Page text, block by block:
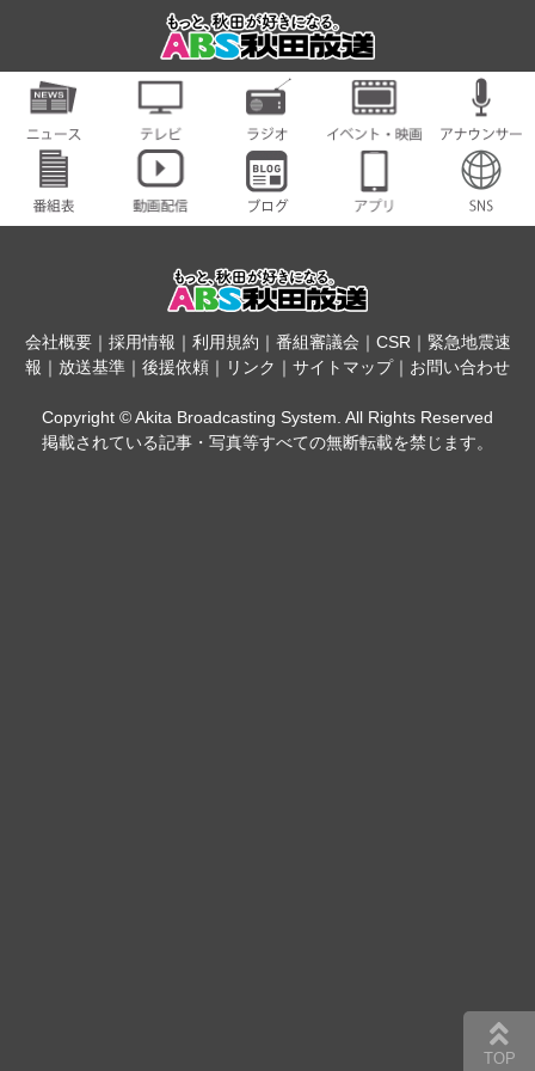
会社概要｜ 採用情報 ｜ 利用規約 ｜ 番組審議会 ｜ CSR｜ 緊急地震速
報 ｜ 放送基準 ｜ 後援依頼 ｜ リンク ｜ サイトマップ｜ お問い合わせ
Copyright © Akita Broadcasting System. All Rights Reserved
掲載されている記事・写真等すべての無断転載を禁じます。